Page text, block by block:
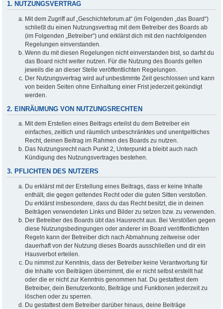
1. NUTZUNGSVERTRAG
Mit dem Zugriff auf „Geschichteforum.at“ (im Folgenden „das Board“)
schließt du einen Nutzungsvertrag mit dem Betreiber des Boards ab
(im Folgenden „Betreiber“) und erklärst dich mit den nachfolgenden
Regelungen einverstanden.
Wenn du mit diesen Regelungen nicht einverstanden bist, so darfst du
das Board nicht weiter nutzen. Für die Nutzung des Boards gelten
jeweils die an dieser Stelle veröffentlichten Regelungen.
Der Nutzungsvertrag wird auf unbestimmte Zeit geschlossen und kann
von beiden Seiten ohne Einhaltung einer Frist jederzeit gekündigt
werden.
2. EINRÄUMUNG VON NUTZUNGSRECHTEN
Mit dem Erstellen eines Beitrags erteilst du dem Betreiber ein
einfaches, zeitlich und räumlich unbeschränktes und unentgeltliches
Recht, deinen Beitrag im Rahmen des Boards zu nutzen.
Das Nutzungsrecht nach Punkt 2, Unterpunkt a bleibt auch nach
Kündigung des Nutzungsvertrages bestehen.
3. PFLICHTEN DES NUTZERS
Du erklärst mit der Erstellung eines Beitrags, dass er keine Inhalte
enthält, die gegen geltendes Recht oder die guten Sitten verstoßen.
Du erklärst insbesondere, dass du das Recht besitzt, die in deinen
Beiträgen verwendeten Links und Bilder zu setzen bzw. zu verwenden.
Der Betreiber des Boards übt das Hausrecht aus. Bei Verstößen gegen
diese Nutzungsbedingungen oder anderer im Board veröffentlichten
Regeln kann der Betreiber dich nach Abmahnung zeitweise oder
dauerhaft von der Nutzung dieses Boards ausschließen und dir ein
Hausverbot erteilen.
Du nimmst zur Kenntnis, dass der Betreiber keine Verantwortung für
die Inhalte von Beiträgen übernimmt, die er nicht selbst erstellt hat
oder die er nicht zur Kenntnis genommen hat. Du gestattest dem
Betreiber, dein Benutzerkonto, Beiträge und Funktionen jederzeit zu
löschen oder zu sperren.
Du gestattest dem Betreiber darüber hinaus, deine Beiträge